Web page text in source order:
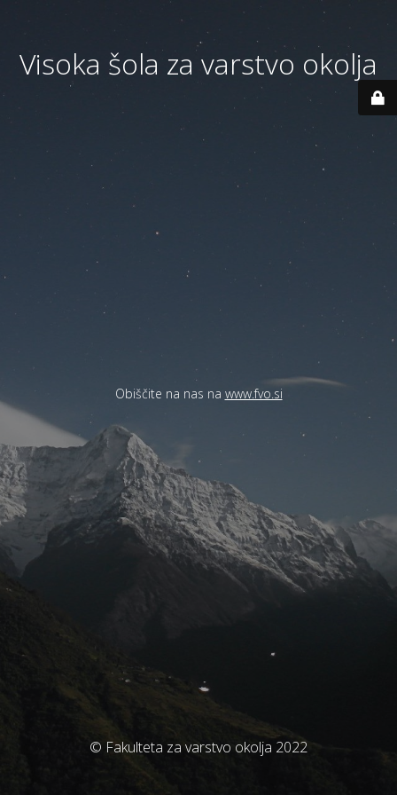
Visoka šola za varstvo okolja
Obiščite na nas na www.fvo.si
© Fakulteta za varstvo okolja 2022